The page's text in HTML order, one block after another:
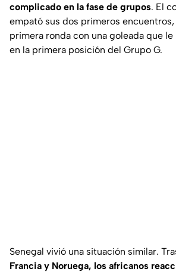
complicado en la fase de grupos. El
empató sus dos primeros
primera ronda con una goleada que
en la primera posición del Grupo G.
Senegal vivió una situación similar.
Francia y Noruega, los africanos